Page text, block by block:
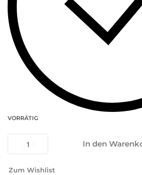
VORRÄTIG
In den
Zum Wishlist